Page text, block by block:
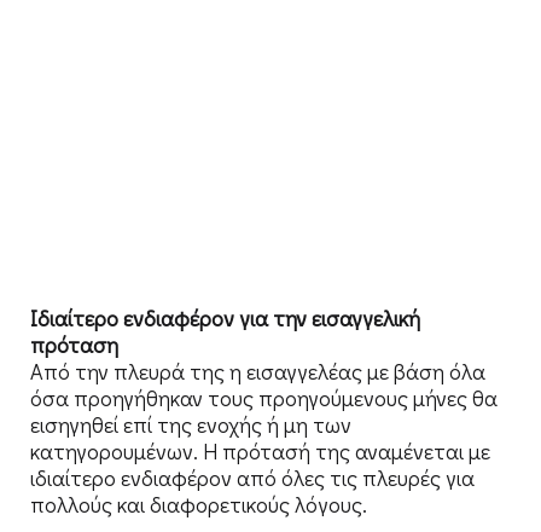
Ιδιαίτερο ενδιαφέρον για την εισαγγελική
πρόταση
Από την πλευρά της η εισαγγελέας με βάση όλα
όσα προηγήθηκαν τους προηγούμενους μήνες θα
εισηγηθεί επί της ενοχής ή μη των
κατηγορουμένων. Η πρότασή της αναμένεται με
ιδιαίτερο ενδιαφέρον από όλες τις πλευρές για
πολλούς και διαφορετικούς λόγους.